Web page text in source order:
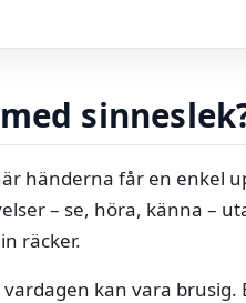
händerna får en enkel
– se, höra, känna –
räcker.
kan vara